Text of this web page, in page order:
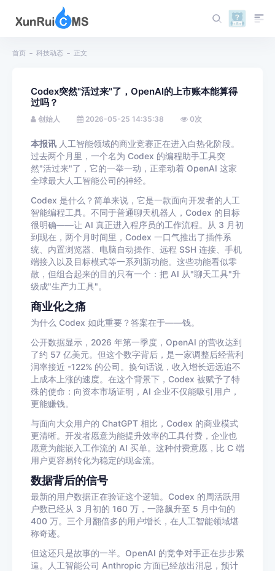
首页 科技动态 正文
Codex突然"活过来"了，OpenAI的上市账本能算得
过吗？
创始人 2026-05-25 14:35:38 0次
本报讯 人工智能领域的商业竞赛正在进入白热化阶段。
过去两个月里，一个名为 Codex 的编程助手工具突
然"活过来"了，它的一举一动，正牵动着 OpenAI 这家
全球最大人工智能公司的神经。
Codex 是什么？简单来说，它是一款面向开发者的人工
智能编程工具。不同于普通聊天机器人，Codex 的目标
很明确——让 AI 真正进入程序员的工作流程。从 3 月初
到现在，两个月时间里，Codex 一口气推出了插件系
统、内置浏览器、电脑自动操作、远程 SSH 连接、手机
端接入以及目标模式等一系列新功能。这些功能看似零
散，但组合起来的目的只有一个：把 AI 从"聊天工具"升
级成"生产力工具"。
商业化之痛
为什么 Codex 如此重要？答案在于——钱。
公开数据显示，2026 年第一季度，OpenAI 的营收达到
了约 57 亿美元。但这个数字背后，是一家调整后经营利
润率接近 -122% 的公司。换句话说，收入增长远远追不
上成本上涨的速度。在这个背景下，Codex 被赋予了特
殊的使命：向资本市场证明，AI 企业不仅能吸引用户，
更能赚钱。
与面向大众用户的 ChatGPT 相比，Codex 的商业模式
更清晰。开发者愿意为能提升效率的工具付费，企业也
愿意为能嵌入工作流的 AI 买单。这种付费意愿，比 C 端
用户更容易转化为稳定的现金流。
数据背后的信号
最新的用户数据正在验证这个逻辑。Codex 的周活跃用
户数已经从 3 月初的 160 万，一路飙升至 5 月中旬的
400 万。三个月翻倍多的用户增长，在人工智能领域堪
称奇迹。
但这还只是故事的一半。OpenAI 的竞争对手正在步步紧
逼。人工智能公司 Anthropic 方面已经放出消息，预计